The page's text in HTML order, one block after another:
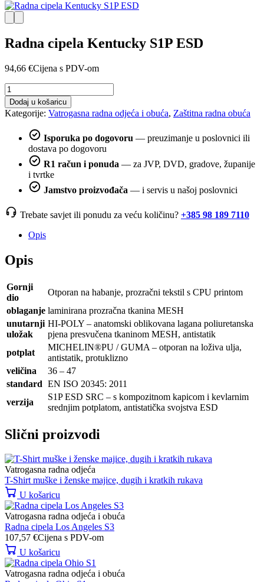
Radna cipela Kentucky S1P ESD
94,66 €Cijena s PDV-om
Radna
cipela
Kentucky
S1P
količina
Dodaj u košaricu
Kategorije: Vatrogasna radna odjeća i obuća, Zaštitna radna obuća
Isporuka po dogovoru — preuzimanje u poslovnici ili
dostava po dogovoru
R1 račun i ponuda — za JVP, DVD, gradove, županije
i tvrtke
Jamstvo proizvođača — i servis u našoj poslovnici
Trebate savjet ili ponudu za veću količinu? +385 98 189 7110
Opis
Opis
Gornji
dio
Otporan na habanje, prozračni tekstil s CPU printom
oblaganje laminirana prozračna tkanina MESH
unutarnji
uložak
HI-POLY – anatomski oblikovana lagana poliuretanska
pjena presvučena tkaninom MESH, antistatik
potplat
MICHELIN®PU / GUMA – otporan na loživa ulja,
antistatik, protuklizno
veličina
36 – 47
standard EN ISO 20345: 2011
verzija
S1P ESD SRC – s kompozitnom kapicom i kevlarnim
srednjim potplatom, antistatička svojstva ESD
Slični proizvodi
Vatrogasna radna odjeća
T-Shirt muške i ženske majice, dugih i kratkih rukava
U košaricu
Vatrogasna radna odjeća i obuća
Radna cipela Los Angeles S3
107,57 €Cijena s PDV-om
U košaricu
Vatrogasna radna odjeća i obuća